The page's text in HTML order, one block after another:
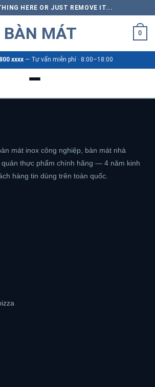
HERE OR JUST REMOVE IT...
BÀN MÁT 0
xxxx — Tư vấn miễn phí · 8:00–18:00
Báo giá miễn phí →
mát inox công nghiệp, bàn mát nhà
quản thực phẩm chính hãng — 4 năm kinh
hàng tin dùng trên toàn quốc.